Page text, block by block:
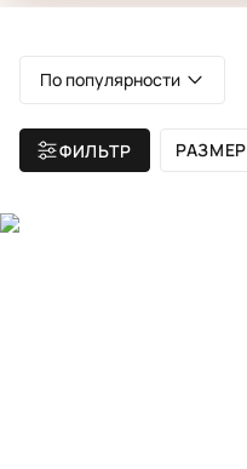
По популярности
ФИЛЬТР РАЗМЕР